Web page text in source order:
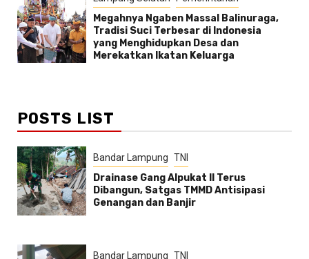
Megahnya Ngaben Massal Balinuraga,
Tradisi Suci Terbesar di Indonesia
yang Menghidupkan Desa dan
Merekatkan Ikatan Keluarga
POSTS LIST
Bandar Lampung TNI
Drainase Gang Alpukat II Terus
Dibangun, Satgas TMMD Antisipasi
Genangan dan Banjir
Bandar Lampung TNI